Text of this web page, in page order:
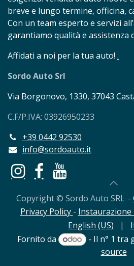
breve e lungo termine, officina,
Con un team esperto e servizi
garantiamo qualità e assistenza
Affidati a noi per la tua auto! .
Sordo Auto Srl
Via Borgonovo, 1330, 37043
C.F/P.IVA: 03926950233
+39 0442 92530
info@sordoauto.it
Copyright © Sordo Auto SRL ​- ​
Privacy Policy -
English (US)
|
Fornito da
- Il n° 1 tra
source